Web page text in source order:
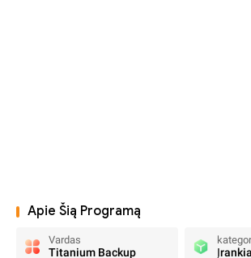
Apie Šią Programą
Vardas
Titanium Backup